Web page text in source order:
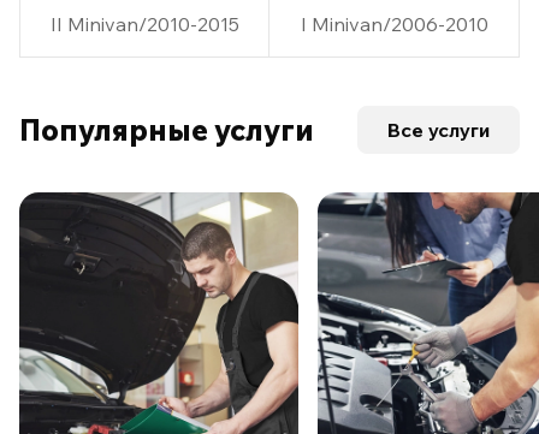
II Minivan/2010-2015 I Minivan/2006-2010
Популярные услуги Все услуги